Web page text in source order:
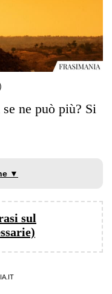
ne può più? Si
▼
sul